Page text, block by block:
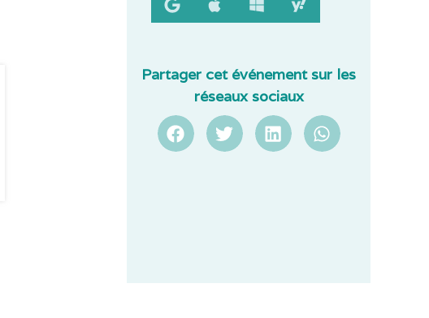
Partager cet événement sur les
réseaux sociaux